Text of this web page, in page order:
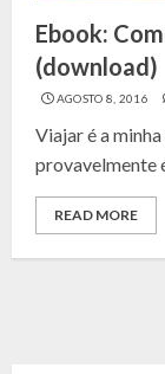
Ebook:
(download)
AGOSTO 8, 2016
Viajar é a
provavelmente
READ MORE